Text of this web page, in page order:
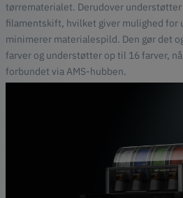
tørrematerialet. Derudover understøtter
filamentskift, hvilket giver mulighed for
minimerer materialespild. Den gør det
farver og understøtter op til 16 farver,
forbundet via AMS-hubben.